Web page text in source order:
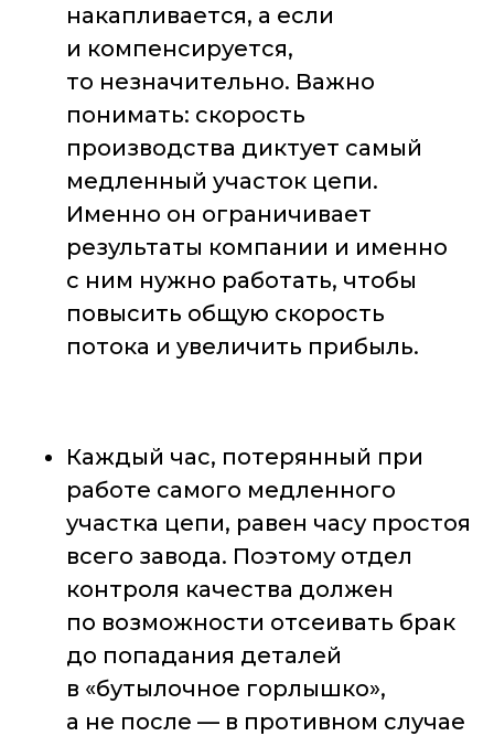
накапливается, а если
и компенсируется,
то незначительно. Важно
понимать: скорость
производства диктует самый
медленный участок цепи.
Именно он ограничивает
результаты компании и именно
с ним нужно работать, чтобы
повысить общую скорость
потока и увеличить прибыль.
Каждый час, потерянный при
работе самого медленного
участка цепи, равен часу простоя
всего завода. Поэтому отдел
контроля качества должен
по возможности отсеивать брак
до попадания деталей
в «бутылочное горлышко»,
а не после — в противном случае